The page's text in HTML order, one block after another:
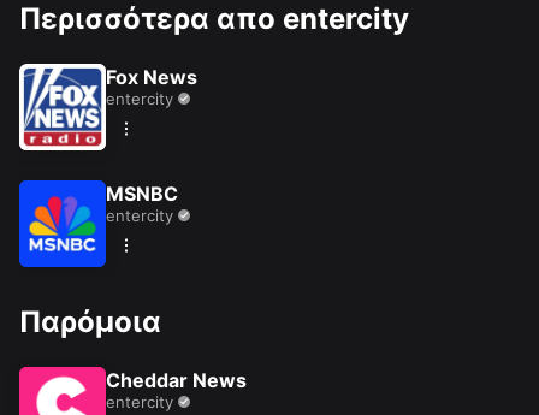
Περισσότερα απο entercity
Fox News
entercity
MSNBC
entercity
Παρόμοια
Cheddar News
entercity